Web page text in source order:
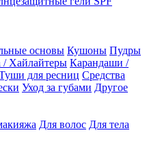
основы Кушоны Пудры
/ Хайлайтеры Карандаши /
для ресниц Средства
Уход за губами Другое
Для волос Для тела